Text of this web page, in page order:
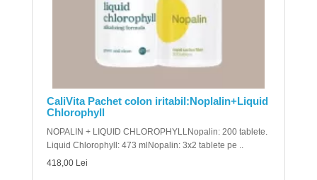
CaliVita Pachet colon iritabil:Noplalin+Liquid
Chlorophyll
NOPALIN + LIQUID CHLOROPHYLLNopalin: 200 tablete.
Liquid Chlorophyll: 473 mlNopalin: 3x2 tablete pe ..
418,00 Lei